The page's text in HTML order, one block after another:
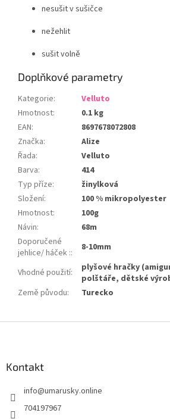
nesušit v sušičce
nežehlit
sušit volně
Doplňkové parametry
Kategorie:
Velluto
Hmotnost:
0.1 kg
EAN:
8697678072808
Značka:
Alize
Řada:
Velluto
Barva:
414
Typ příze:
žinylková
Složení:
100 % mikropolyester
Hmotnost:
100g
Návin:
68m
Doporučené
jehlice/ háček :: 8-10mm
Vhodné použití:
plyšové hračky
polštáře, dětské
Země původu: Turecko
Kontakt
info@umarusky.online
704197967